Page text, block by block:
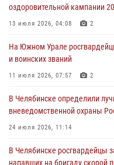
На Южном Урале сотрудники
подозреваемого в совершении
В Челябинской области
задержан подозреваемый в
оздоровительной кампании
13 июля 2026, 04:08 2
На Южном Урале
и воинских званий
11 июля 2026, 07:57 2
В Челябинске определили
вневедомственной охраны
24 июля 2026, 11:14
В Челябинске росгвардейцы
напавших на бригаду скорой